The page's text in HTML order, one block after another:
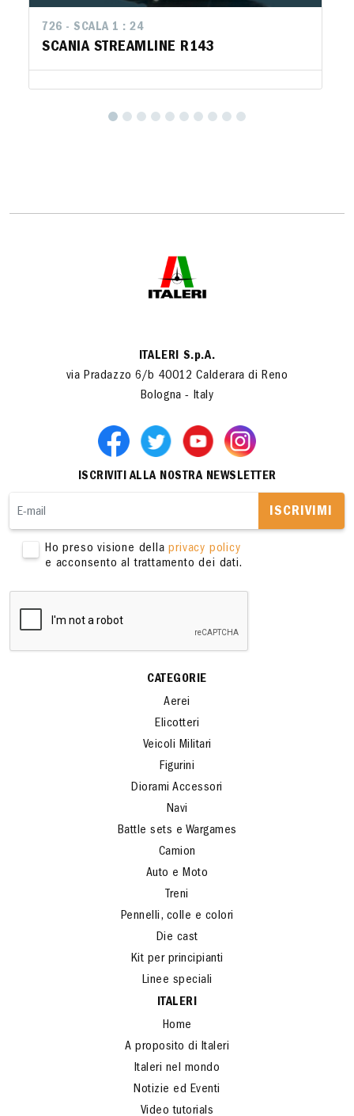
726 - SCALA 1 : 24
SCANIA STREAMLINE R143
ITALERI S.p.A.
via Pradazzo 6/b 40012 Calderara di Reno
ISCRIVITI ALLA NOSTRA NEWSLETTER
ISCRIVIMI
Ho preso visione dellaprivacy policy
CATEGORIE
Aerei
Elicotteri
Veicoli Militari
Figurini
Diorami Accessori
Navi
Battle sets e Wargames
Camion
Auto e Moto
Treni
Pennelli, colle e colori
Die cast
Kit per principianti
Linee speciali
ITALERI
Home
A proposito di Italeri
Italeri nel mondo
Notizie ed Eventi